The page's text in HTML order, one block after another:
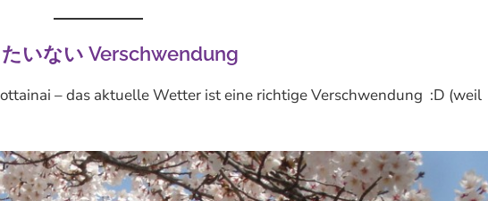
いない Verschwendung
– das aktuelle Wetter ist eine richtige Verschwendung :D (weil